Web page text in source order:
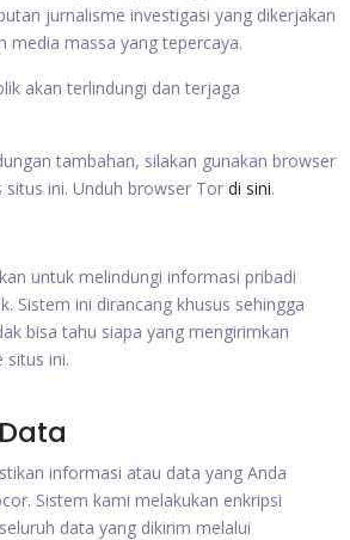
jurnalisme investigasi yang dikerjakan
media massa yang tepercaya.
akan terlindungi dan terjaga
tambahan, silakan gunakan browser
ini. Unduh browser Tor di sini.
untuk melindungi informasi pribadi
Sistem ini dirancang khusus sehingga
bisa tahu siapa yang mengirimkan
situs ini.
informasi atau data yang Anda
Sistem kami melakukan enkripsi
data yang dikirim melalui